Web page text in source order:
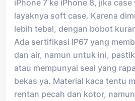
iPhone 7 ke iPhone 8, jika
layaknya soft case. Karena
lebih tebal, dengan bobot
Ada sertifikasi IP67 yang
dan air, namun untuk ini,
atau mempunyai seal yang
bekas ya. Material kaca tentu
rentan pecah dan kotor,